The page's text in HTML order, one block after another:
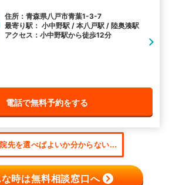
住所：青森県八戸市青葉1-3-7
最寄り駅： 小中野駅 / 本八戸駅 / 陸奥湊駅
アクセス：小中野駅から徒歩12分
電話で無料予約をする
先を選べばよいか分からない...
時は無料相談窓口へ